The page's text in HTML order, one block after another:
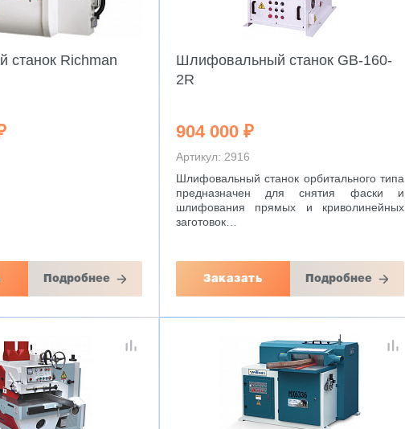
станок Richman
Подробнее
Шлифовальный станок GB-160-
2R
904 000 ₽
Артикул: 2916
Шлифовальный станок орбитального типа
предназначен для снятия фаски и
шлифования прямых и криволинейных
заготовок…
Заказать Подробнее